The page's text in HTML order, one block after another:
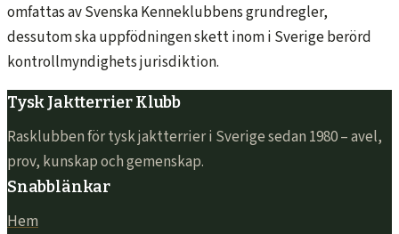
omfattas av Svenska Kenneklubbens grundregler,
dessutom ska uppfödningen skett inom i Sverige berörd
kontrollmyndighets jurisdiktion.
Tysk Jaktterrier Klubb
Rasklubben för tysk jaktterrier i Sverige sedan 1980 – avel,
prov, kunskap och gemenskap.
Snabblänkar
Hem